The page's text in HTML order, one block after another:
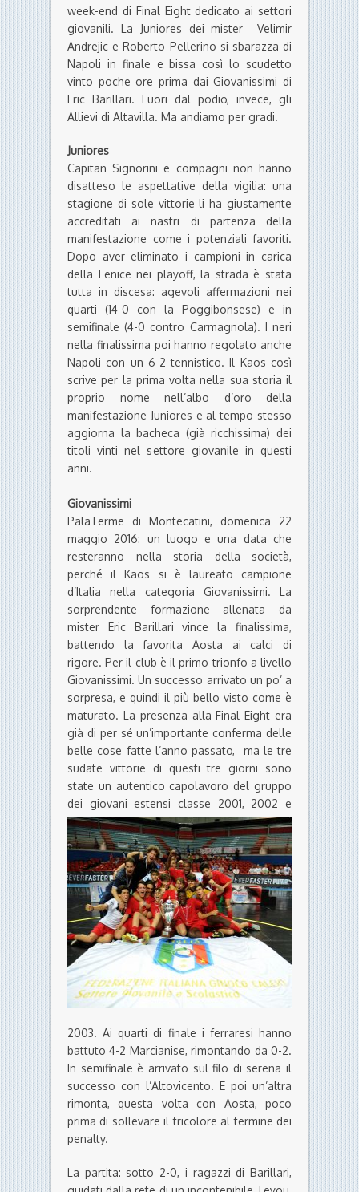
week-end di Final Eight dedicato ai settori
giovanili. La Juniores dei mister Velimir
Andrejic e Roberto Pellerino si sbarazza di
Napoli in finale e bissa così lo scudetto
vinto poche ore prima dai Giovanissimi di
Eric Barillari. Fuori dal podio, invece, gli
Allievi di Altavilla. Ma andiamo per gradi.
Juniores
Capitan Signorini e compagni non hanno
disatteso le aspettative della vigilia: una
stagione di sole vittorie li ha giustamente
accreditati ai nastri di partenza della
manifestazione come i potenziali favoriti.
Dopo aver eliminato i campioni in carica
della Fenice nei playoff, la strada è stata
tutta in discesa: agevoli affermazioni nei
quarti (14-0 con la Poggibonsese) e in
semifinale (4-0 contro Carmagnola). I neri
nella finalissima poi hanno regolato anche
Napoli con un 6-2 tennistico. Il Kaos così
scrive per la prima volta nella sua storia il
proprio nome nell’albo d’oro della
manifestazione Juniores e al tempo stesso
aggiorna la bacheca (già ricchissima) dei
titoli vinti nel settore giovanile in questi
anni.
Giovanissimi
PalaTerme di Montecatini, domenica 22
maggio 2016: un luogo e una data che
resteranno nella storia della società,
perché il Kaos si è laureato campione
d’Italia nella categoria Giovanissimi. La
sorprendente formazione allenata da
mister Eric Barillari vince la finalissima,
battendo la favorita Aosta ai calci di
rigore. Per il club è il primo trionfo a livello
Giovanissimi. Un successo arrivato un po’ a
sorpresa, e quindi il più bello visto come è
maturato. La presenza alla Final Eight era
già di per sé un’importante conferma delle
belle cose fatte l’anno passato, ma le tre
sudate vittorie di questi tre giorni sono
state un autentico capolavoro del gruppo
dei giovani estensi classe 2001, 2002 e
2003. Ai quarti di finale i ferraresi hanno
battuto 4-2 Marcianise, rimontando da 0-2.
In semifinale è arrivato sul filo di serena il
successo con l’Altovicento. E poi un’altra
rimonta, questa volta con Aosta, poco
prima di sollevare il tricolore al termine dei
penalty.
La partita: sotto 2-0, i ragazzi di Barillari,